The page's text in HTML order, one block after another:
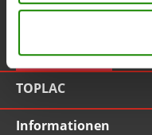
Service-Hotline
Vertrag widerrufen
TOPLAC
Informationen